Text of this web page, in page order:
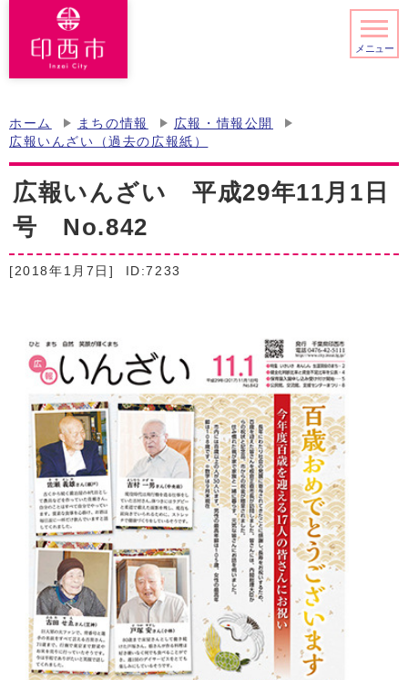
メニュー
ホーム まちの情報
広報・情報公開
広報いんざい（過去の広報紙）
広報いんざい 平成29年11月1日
号 No.842
[2018年1月7日] ID:7233